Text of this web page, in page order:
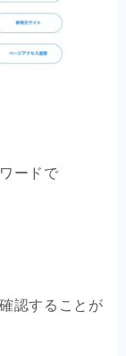
ードで
認することが